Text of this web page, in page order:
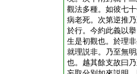
觀法多種。如彼七
病老死。次第逆推
於行。今約此義以
生是初觀也。於理
就理説非。乃至無
也。越其餘支故曰